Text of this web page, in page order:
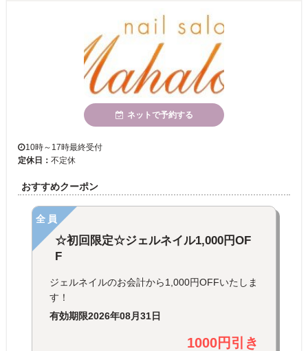
ネットで予約する
10時～17時最終受付
定休日： 不定休
おすすめクーポン
全員
☆初回限定☆ジェルネイル1,000円OF
F
ジェルネイルのお会計から1,000円OFFいたしま
す！
有効期限2026年08月31日
1000円引き